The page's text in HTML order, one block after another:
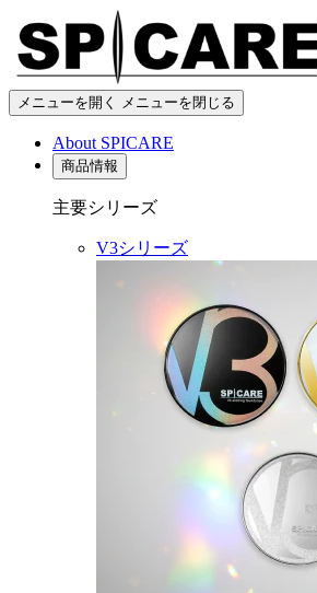
メニューを開く メニューを閉じる
About SPICARE
商品情報
主要シリーズ
V3シリーズ